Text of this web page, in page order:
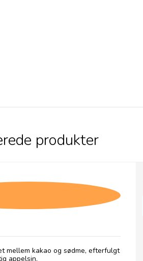
produkter
mellem kakao og sødme, efterfulgt
appelsin.